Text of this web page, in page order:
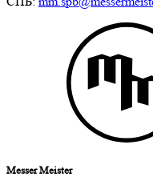
Messer Meister